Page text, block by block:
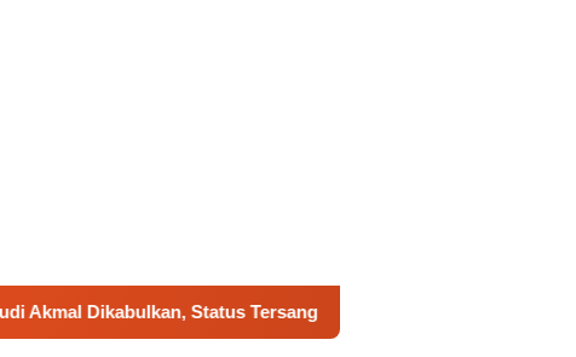
Status Tersangka Gugur